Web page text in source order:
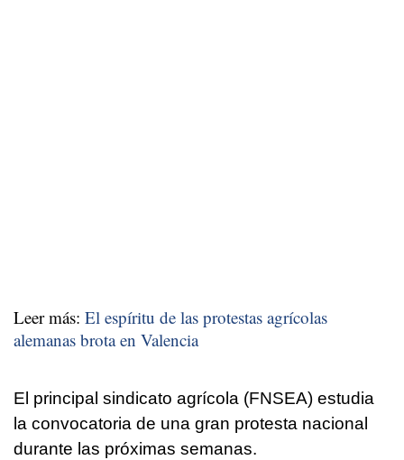
Leer más: El espíritu de las protestas agrícolas
alemanas brota en Valencia
El principal sindicato agrícola (FNSEA) estudia
la convocatoria de una gran protesta nacional
durante las próximas semanas.